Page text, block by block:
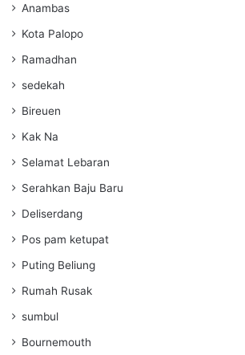
Anambas
Kota Palopo
Ramadhan
sedekah
Bireuen
Kak Na
Selamat Lebaran
Serahkan Baju Baru
Deliserdang
Pos pam ketupat
Puting Beliung
Rumah Rusak
sumbul
Bournemouth